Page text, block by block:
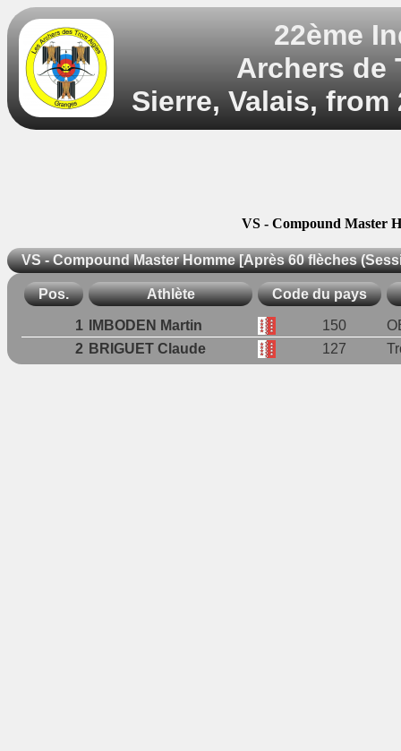
22ème
Archers de
Sierre, Valais, from
VS - Compound Master
VS - Compound Master Homme [Après 60 flèches
Pos. Athlète Code du pays
1 IMBODEN Martin 150
2 BRIGUET Claude 127